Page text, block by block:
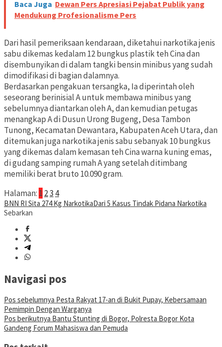
Baca Juga Dewan Pers Apresiasi Pejabat Publik yang
Mendukung Profesionalisme Pers
Dari hasil pemeriksaan kendaraan, diketahui narkotika jenis
sabu dikemas kedalam 12 bungkus plastik teh Cina dan
disembunyikan di dalam tangki bensin minibus yang sudah
dimodifikasi di bagian dalamnya.
Berdasarkan pengakuan tersangka, Ia diperintah oleh
seseorang berinisial A untuk membawa minibus yang
sebelumnya diantarkan oleh A, dan kemudian petugas
menangkap A di Dusun Urong Bugeng, Desa Tambon
Tunong, Kecamatan Dewantara, Kabupaten Aceh Utara, dan
ditemukan juga narkotika jenis sabu sebanyak 10 bungkus
yang dikemas dalam kemasan teh Cina warna kuning emas,
di gudang samping rumah A yang setelah ditimbang
memiliki berat bruto 10.090 gram.
Halaman: 1 23 4
BNN RI Sita 274 Kg NarkotikaDari 5 Kasus Tindak Pidana Narkotika
Sebarkan
Navigasi pos
Pos sebelumnya Pesta Rakyat 17-an di Bukit Pupay, Kebersamaan
Pemimpin Dengan Warganya
Pos berikutnya Bantu Stunting di Bogor, Polresta Bogor Kota
Gandeng Forum Mahasiswa dan Pemuda